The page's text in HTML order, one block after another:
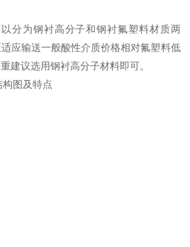
分为钢衬高分子和钢衬氟塑料材质两
应输送一般酸性介质价格相对氟塑料低
建议选用钢衬高分子材料即可。
图及特点